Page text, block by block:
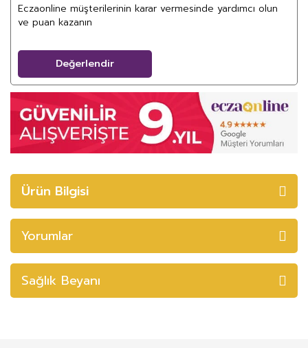
Eczaonline müşterilerinin karar vermesinde yardımcı olun
ve puan kazanın
Değerlendir
Ürün Bilgisi
Yorumlar
Sağlık Beyanı